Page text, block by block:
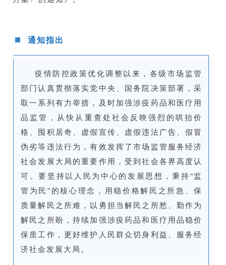
通知指出
疫情防控政策优化调整以来，各级市场监管
部门认真贯彻落实党中央、国务院决策部署，采
取一系列有力举措，及时加强涉疫药品和医疗用
品监管，从快从重查处社会反映强烈的哄抬价
格、囤积居奇、虚假宣传、虚假违法广告、假冒
伪劣等违法行为，有效发挥了市场监管服务经济
社会发展大局的重要作用，受到社会各界高度认
可。要坚持以人民为中心的发展思想，秉持“监
管为民”的核心理念，用稳价格解民之所急、保
质量解民之所难，以勇担当解民之所愁、勤作为
解民之所盼，持续加强涉疫药品和医疗用品稳价
保质工作，更好维护人民群众切身利益、服务经
济社会发展大局。